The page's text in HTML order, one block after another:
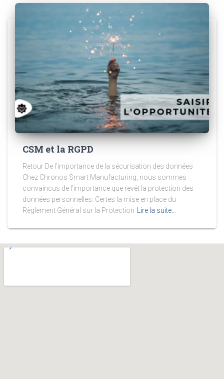
CSM et la RGPD
Retour De l’importance de la sécurisation des données
Chez Chronos Smart Manufacturing, nous sommes
convaincus de l’importance que revêt la protection des
données personnelles. Certes la mise en place du
Règlement Général sur la Protection
Lire la suite…